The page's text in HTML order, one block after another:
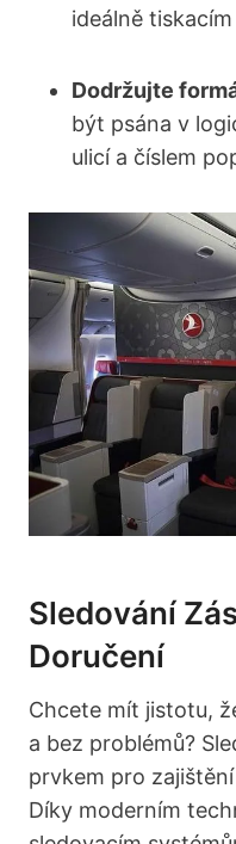
ideálně
Dodržujte
být psána v
ulicí a číslem
Sledování
Doručení
Chcete mít jistotu,
a bez problémů?
prvkem pro
Díky moderním